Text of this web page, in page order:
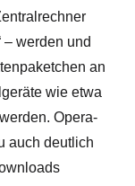
– werden und
an
wie etwa
Opera-
auch deutlich